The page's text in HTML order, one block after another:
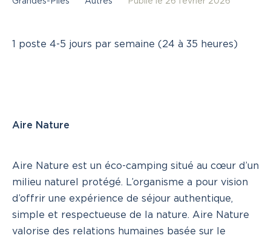
Actualités
Nous joindre
1 poste 4-5 jours par semaine (24 à 35 heures)
Aire Nature
Aire Nature est un éco-camping situé au cœur d’un
milieu naturel protégé. L’organisme a pour vision
d’offrir une expérience de séjour authentique,
simple et respectueuse de la nature. Aire Nature
valorise des relations humaines basée sur le